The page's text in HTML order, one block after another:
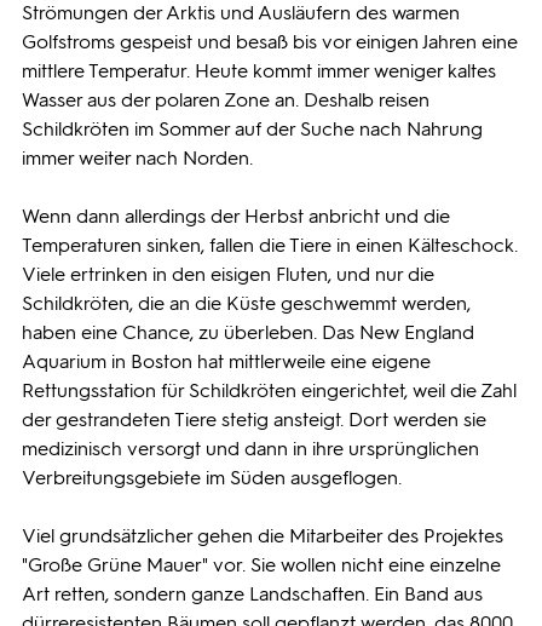
Strömungen der Arktis und Ausläufern des warmen
Golfstroms gespeist und besaß bis vor einigen Jahren eine
mittlere Temperatur. Heute kommt immer weniger kaltes
Wasser aus der polaren Zone an. Deshalb reisen
Schildkröten im Sommer auf der Suche nach Nahrung
immer weiter nach Norden.
Wenn dann allerdings der Herbst anbricht und die
Temperaturen sinken, fallen die Tiere in einen Kälteschock.
Viele ertrinken in den eisigen Fluten, und nur die
Schildkröten, die an die Küste geschwemmt werden,
haben eine Chance, zu überleben. Das New England
Aquarium in Boston hat mittlerweile eine eigene
Rettungsstation für Schildkröten eingerichtet, weil die Zahl
der gestrandeten Tiere stetig ansteigt. Dort werden sie
medizinisch versorgt und dann in ihre ursprünglichen
Verbreitungsgebiete im Süden ausgeflogen.
Viel grundsätzlicher gehen die Mitarbeiter des Projektes
"Große Grüne Mauer" vor. Sie wollen nicht eine einzelne
Art retten, sondern ganze Landschaften. Ein Band aus